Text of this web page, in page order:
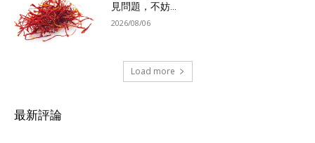
見問題，不妨...
2026/08/06
Load more
最新評論